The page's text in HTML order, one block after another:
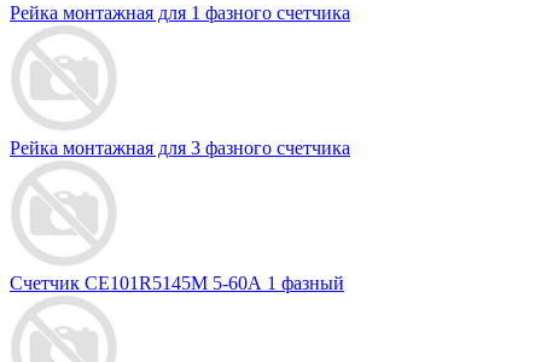
Рейка монтажная для 1 фазного счетчика
Рейка монтажная для 3 фазного счетчика
Счетчик СЕ101R5145М 5-60А 1 фазный